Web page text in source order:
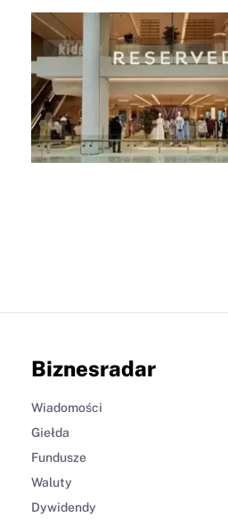
Biznesradar
Wiadomości
Giełda
Fundusze
Waluty
Dywidendy